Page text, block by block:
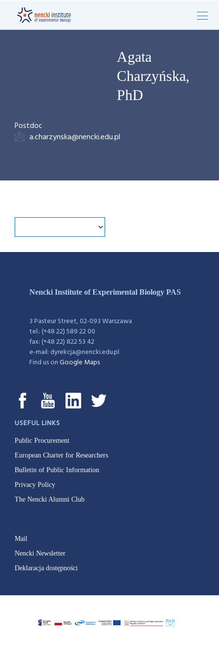
Agata
Charzyńska,
PhD
Postdoc
a.charzynska@nencki.edu.pl
Nencki Institute of Experimental Biology PAS
3 Pasteur Street, 02-093 Warszawa
tel.: (+48 22) 589 22 00
fax: (+48 22) 822 53 42
e-mail: dyrekcja@nencki.edu.pl
Find us onGoogle Maps
USEFUL LINKS
Public Procurement
European Charter for Researchers
Bulletin of Public Information
Privacy Policy
The Nencki Alumni Club
Mail
Nencki Newsletter
Deklaracja dostępności